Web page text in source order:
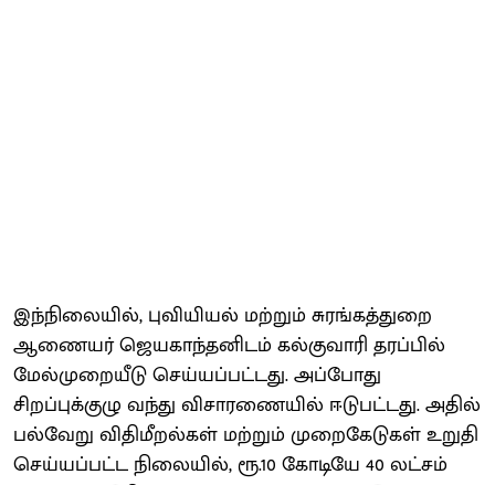
இந்நிலையில், புவியியல் மற்றும் சுரங்கத்துறை
ஆணையர் ஜெயகாந்தனிடம் கல்குவாரி தரப்பில்
மேல்முறையீடு செய்யப்பட்டது. அப்போது
சிறப்புக்குழு வந்து விசாரணையில் ஈடுபட்டது. அதில்
பல்வேறு விதிமீறல்கள் மற்றும் முறைகேடுகள் உறுதி
செய்யப்பட்ட நிலையில், ரூ.10 கோடியே 40 லட்சம்